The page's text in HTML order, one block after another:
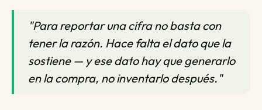
"Para reportar una cifra no basta con
tener la razón. Hace falta el dato que la
sostiene — y ese dato hay que generarlo
en la compra, no inventarlo después."